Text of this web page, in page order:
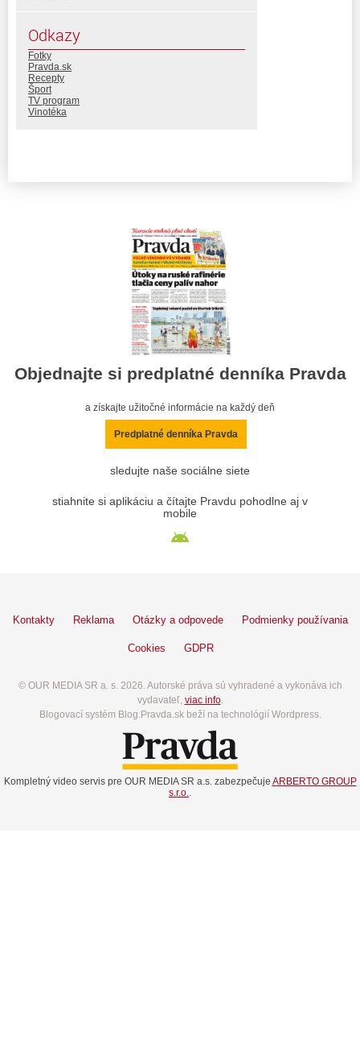
Odkazy
Fotky
Pravda.sk
Recepty
Šport
TV program
Vinotéka
Objednajte si predplatné denníka Pravda
a získajte užitočné informácie na každý deň
Predplatné denníka Pravda
sledujte naše sociálne siete
stiahnite si aplikáciu a čítajte Pravdu pohodlne aj v
mobile
Kontakty Reklama Otázky a odpovede Podmienky používania
Cookies GDPR
© OUR MEDIA SR a. s. 2026. Autorské práva sú vyhradené a vykonáva ich
vydavateľ, viac info.
Blogovací systém Blog.Pravda.sk beží na technológií Wordpress.
Kompletný video servis pre OUR MEDIA SR a.s. zabezpečuje ARBERTO GROUP
s.r.o..